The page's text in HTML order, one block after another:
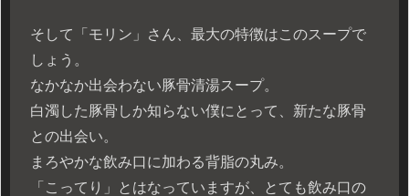
そして「モリン」さん、最大の特徴はこのスープで
しょう。
なかなか出会わない豚骨清湯スープ。
白濁した豚骨しか知らない僕にとって、新たな豚骨
との出会い。
まろやかな飲み口に加わる背脂の丸み。
「こってり」とはなっていますが、とても飲み口の